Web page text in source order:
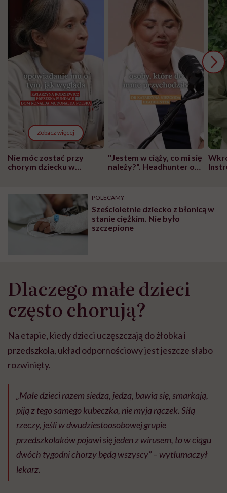
Zobacz więcej
Nie móc zostać przy
chorym dziecku w
może chyba tylko
głupota i brak
wyobraźni"
"Jestem w ciąży, co mi się
należy?". Headhunter o
pracy
POLECAMY
Sześcioletnie dziecko z błonicą w
stanie ciężkim. Nie było
szczepione
Dlaczego małe dzieci
często chorują?
Na etapie, kiedy dzieci uczęszczają do żłobka i
przedszkola, układ odpornościowy jest jeszcze słabo
rozwinięty.
„Małe dzieci razem siedzą, jedzą, bawią się, smarkają,
piją z tego samego kubeczka, nie myją rączek. Siłą
rzeczy, jeśli w dwudziestoosobowej grupie
przedszkolaków pojawi się jeden z wirusem, to w ciągu
dwóch tygodni chorzy będą wszyscy” – wytłumaczył
lekarz.